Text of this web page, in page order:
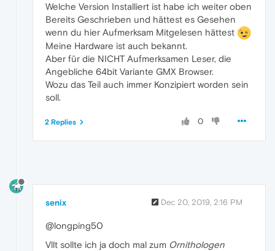
Welche Version Installiert ist habe ich weiter oben
Bereits Geschrieben und hättest es Gesehen
wenn du hier Aufmerksam Mitgelesen hättest
Meine Hardware ist auch bekannt.
Aber für die NICHT Aufmerksamen Leser, die
Angebliche 64bit Variante GMX Browser.
Wozu das Teil auch immer Konzipiert worden sein
soll.
0
2 Replies
senix Dec 20, 2019, 2:16 PM
@longping50
Vllt sollte ich ja doch mal zum Ornithologen